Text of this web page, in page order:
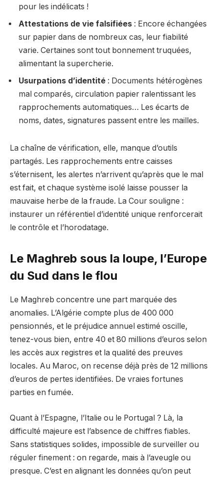
pour les indélicats !
Attestations de vie falsifiées : Encore échangées
sur papier dans de nombreux cas, leur fiabilité
varie. Certaines sont tout bonnement truquées,
alimentant la supercherie.
Usurpations d’identité : Documents hétérogènes
mal comparés, circulation papier ralentissant les
rapprochements automatiques… Les écarts de
noms, dates, signatures passent entre les mailles.
La chaîne de vérification, elle, manque d’outils
partagés. Les rapprochements entre caisses
s’éternisent, les alertes n’arrivent qu’après que le mal
est fait, et chaque système isolé laisse pousser la
mauvaise herbe de la fraude. La Cour souligne :
instaurer un référentiel d’identité unique renforcerait
le contrôle et l’horodatage.
Le Maghreb sous la loupe, l’Europe
du Sud dans le flou
Le Maghreb concentre une part marquée des
anomalies. L’Algérie compte plus de 400 000
pensionnés, et le préjudice annuel estimé oscille,
tenez-vous bien, entre 40 et 80 millions d’euros selon
les accès aux registres et la qualité des preuves
locales. Au Maroc, on recense déjà près de 12 millions
d’euros de pertes identifiées. De vraies fortunes
parties en fumée.
Quant à l’Espagne, l’Italie ou le Portugal ? Là, la
difficulté majeure est l’absence de chiffres fiables.
Sans statistiques solides, impossible de surveiller ou
réguler finement : on regarde, mais à l’aveugle ou
presque. C’est en alignant les données qu’on peut